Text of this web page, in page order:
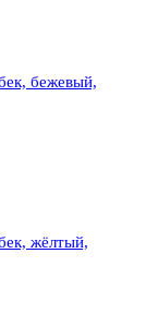
бежевый,
жёлтый,